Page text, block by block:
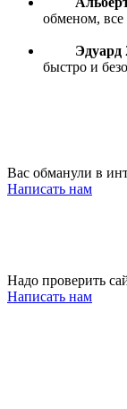
обменом,
Эдуард
быстро и
Вас обманули в
Написать нам
Надо проверить
Написать нам